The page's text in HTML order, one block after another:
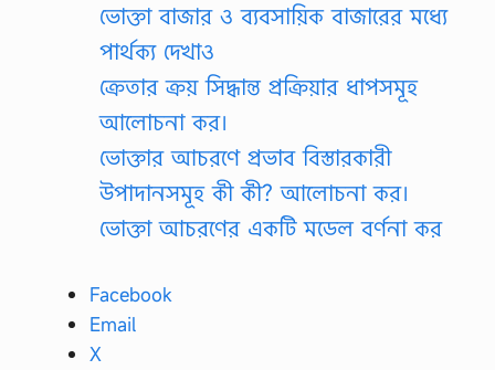
ভোক্তা বাজার ও ব্যবসায়িক বাজারের মধ্যে
পার্থক্য দেখাও
ক্রেতার ক্রয় সিদ্ধান্ত প্রক্রিয়ার ধাপসমূহ
আলোচনা কর।
ভোক্তার আচরণে প্রভাব বিস্তারকারী
উপাদানসমূহ কী কী? আলোচনা কর।
ভোক্তা আচরণের একটি মডেল বর্ণনা কর
Facebook
Email
X